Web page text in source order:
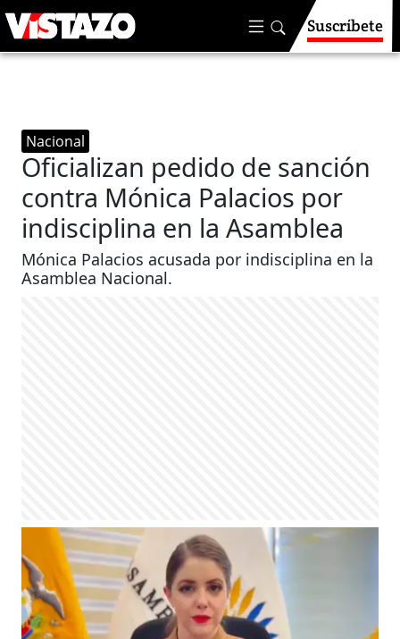
Suscríbete
Nacional
Oficializan pedido de sanción
contra Mónica Palacios por
indisciplina en la Asamblea
Mónica Palacios acusada por indisciplina en la
Asamblea Nacional.